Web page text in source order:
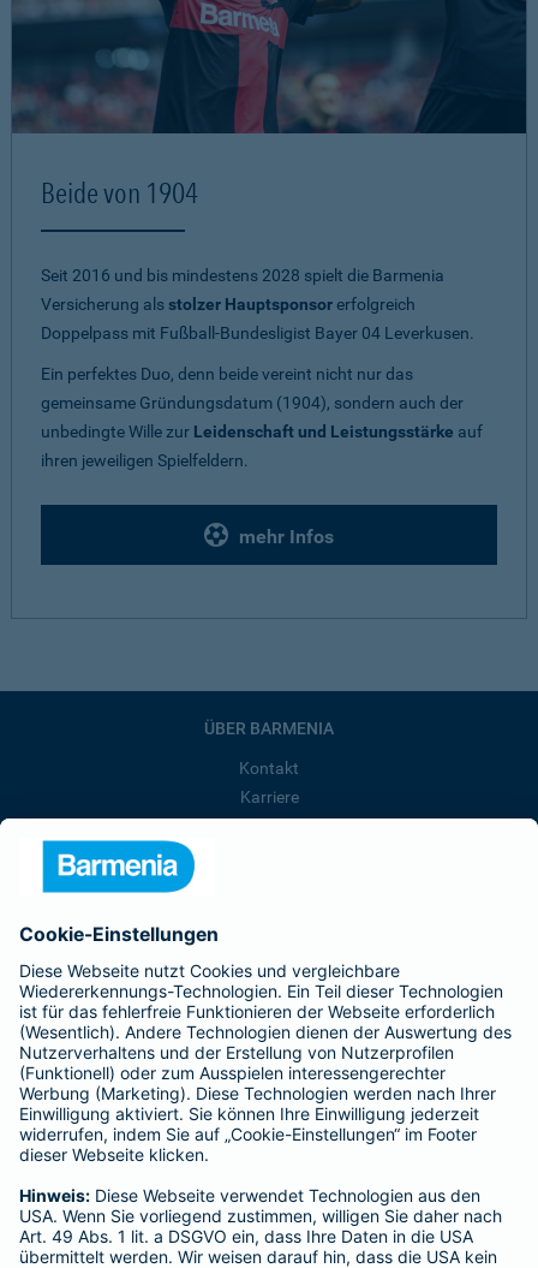
Beide von 1904
Seit 2016 und bis mindestens 2028 spielt die Barmenia
Versicherung alsstolzer Hauptsponsorerfolgreich
Doppelpass mit Fußball-Bundesligist Bayer 04 Leverkusen.
Ein perfektes Duo, denn beide vereint nicht nur das
gemeinsame Gründungsdatum (1904), sondern auch der
unbedingte Wille zur Leidenschaft und Leistungsstärke auf
ihren jeweiligen Spielfeldern.
mehr Infos
ÜBER BARMENIA
Kontakt
Karriere
Barmenia ist Teil der BarmeniaGothaer
BELIEBTE SEITEN
Kranken-Zusatzversicherung
Tierversicherungen
Haftpflichtversicherung
Hausratversicherung
Adresse ändern
Schaden melden